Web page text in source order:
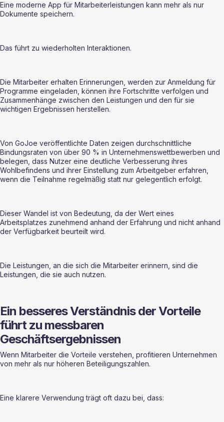
Eine moderne App für Mitarbeiterleistungen kann mehr als nur
Dokumente speichern.
Das führt zu wiederholten Interaktionen.
Die Mitarbeiter erhalten Erinnerungen, werden zur Anmeldung für
Programme eingeladen, können ihre Fortschritte verfolgen und
Zusammenhänge zwischen den Leistungen und den für sie
wichtigen Ergebnissen herstellen.
Von GoJoe veröffentlichte Daten zeigen durchschnittliche
Bindungsraten von über 90 % in Unternehmenswettbewerben und
belegen, dass Nutzer eine deutliche Verbesserung ihres
Wohlbefindens und ihrer Einstellung zum Arbeitgeber erfahren,
wenn die Teilnahme regelmäßig statt nur gelegentlich erfolgt.
Dieser Wandel ist von Bedeutung, da der Wert eines
Arbeitsplatzes zunehmend anhand der Erfahrung und nicht anhand
der Verfügbarkeit beurteilt wird.
Die Leistungen, an die sich die Mitarbeiter erinnern, sind die
Leistungen, die sie auch nutzen.
Ein besseres Verständnis der Vorteile
führt zu messbaren
Geschäftsergebnissen
Wenn Mitarbeiter die Vorteile verstehen, profitieren Unternehmen
von mehr als nur höheren Beteiligungszahlen.
Eine klarere Verwendung trägt oft dazu bei, dass: